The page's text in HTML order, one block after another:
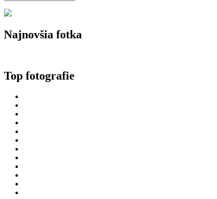
Najnovšia fotka
Top fotografie